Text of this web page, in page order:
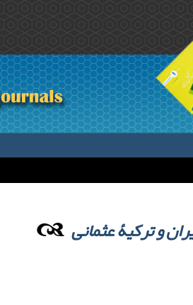
و ترکیۀ عثمانی